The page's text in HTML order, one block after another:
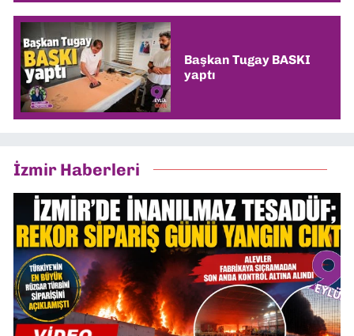
Başkan Tugay BASKI
yaptı
İzmir Haberleri